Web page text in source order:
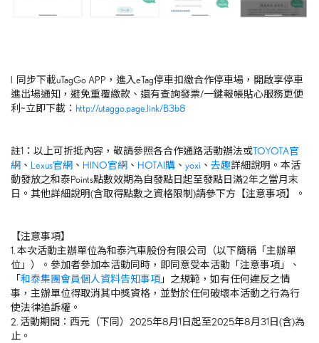
l 同步下載uTagGo APP ，進入eTag停車扣繳合作停車場，開啟享停車
進出場通知，避免重覆繳款、還有查詢發票/一鍵報帳貼心服務更便
利 ~立即下載： http://utaggo.page.link/B3b8
註1 ：以上可折抵內容，敬請參照各合作通路活動辦法或TOYOTA官
網 、 Lexus官網 、 HINO官網 、 HOTAI購 、 yoxi 、 去趣詳細說明。本活
動發放之和泰Points點數效期為自發點日起至發點日滿2年之當月末
日。其他詳細說明(含取得點數之資格限制 )請參下方【注意事項】。
【注意事項】
1. 本次活動主辦單位為和泰汽車股份有限公司（以下簡稱「主辦單
位」）。參加者參加本活動同時，即同意受本活動「注意事項」、
「 和泰集團會員個人資料告知事項 」之規範，如有任何違反之情
事，主辦單位得取消其中獎資格，並對於任何破壞本活動之行為行
使法律追訴權。
2. 活動期間：西元（下同） 2025年8月1日起至2025年8月31 日(含)為
止。